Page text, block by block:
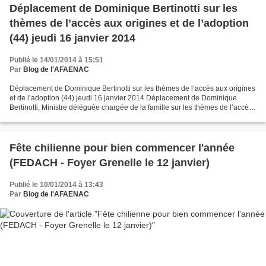
Déplacement de Dominique Bertinotti sur les
thèmes de l’accès aux origines et de l’adoption
(44) jeudi 16 janvier 2014
Publié le 14/01/2014 à 15:51
Par Blog de l'AFAENAC
Déplacement de Dominique Bertinotti sur les thèmes de l’accès aux origines
et de l’adoption (44) jeudi 16 janvier 2014 Déplacement de Dominique
Bertinotti, Ministre déléguée chargée de la famille sur les thèmes de l’accès
Fête chilienne pour bien commencer l'année
(FEDACH - Foyer Grenelle le 12 janvier)
Publié le 10/01/2014 à 13:43
Par Blog de l'AFAENAC